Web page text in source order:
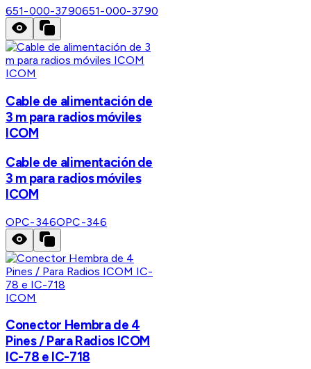
651-000-3790651-000-3790
ICOM
Cable de alimentación de
3 m para radios móviles
ICOM
Cable de alimentación de
3 m para radios móviles
ICOM
OPC-346OPC-346
ICOM
Conector Hembra de 4
Pines / Para Radios ICOM
IC-78 e IC-718